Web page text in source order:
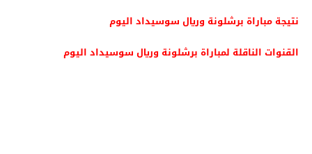
نتيجة مباراة برشلونة وريال سوسيداد اليوم
القنوات الناقلة لمباراة برشلونة وريال سوسيداد اليوم